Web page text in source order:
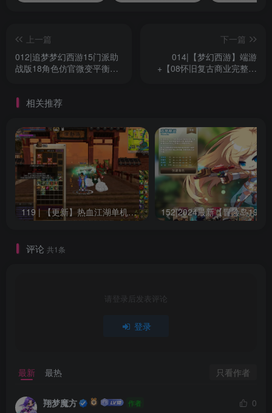
上一篇
012|追梦梦幻西游15门派助
战版18角色仿官微变平衡性
下一篇
014|【梦幻西游】端游
+【08怀旧复古商业完整版
+windows系统+详细视频架
设教程
相关推荐
119 | 【更新】热血江湖单机网游20.0版一键端GM无限元宝虚拟机安装简单
评论 共1条
请登录后发表评论
登录
最新 最热 只看作者
翔梦魔方 作者
0